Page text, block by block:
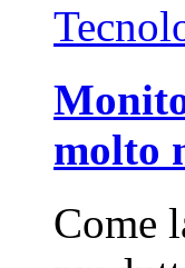
molto
Come